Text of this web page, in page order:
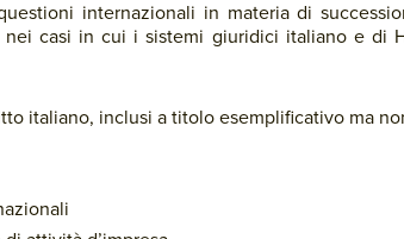
internazionali in materia di
casi in cui i sistemi giuridici italiano e di
italiano, inclusi a titolo esemplificativo ma